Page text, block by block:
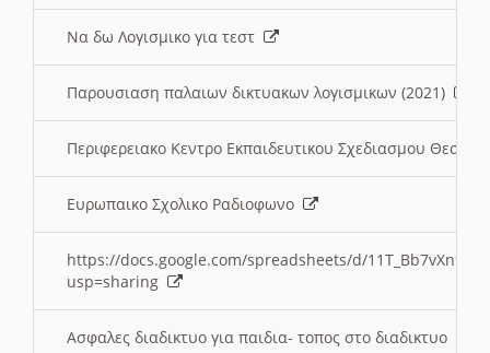
Να δω Λογισμικο για τεστ
Παρουσιαση παλαιων δικτυακων λογισμικων (2021)
Περιφερειακο Κεντρο Εκπαιδευτικου Σχεδιασμου
Ευρωπαικο Σχολικο Ραδιοφωνο
https://docs.google.com/spreadsheets/d/
usp=sharing
Ασφαλες διαδικτυο για παιδια- τοπος στο διαδικτυο